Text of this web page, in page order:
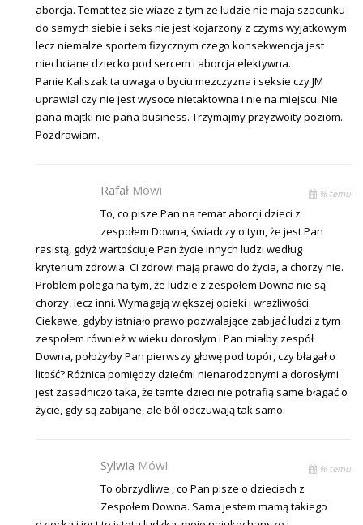
aborcja. Temat tez sie wiaze z tym ze ludzie nie maja szacunku
do samych siebie i seks nie jest kojarzony z czyms wyjatkowym
lecz niemalze sportem fizycznym czego konsekwencja jest
niechciane dziecko pod sercem i aborcja elektywna.
Panie Kaliszak ta uwaga o byciu mezczyzna i seksie czy JM
uprawial czy nie jest wysoce nietaktowna i nie na miejscu. Nie
pana majtki nie pana business. Trzymajmy przyzwoity poziom.
Pozdrawiam.
Rafał Mówi % temu
To, co pisze Pan na temat aborcji dzieci z
zespołem Downa, świadczy o tym, że jest Pan
rasistą, gdyż wartościuje Pan życie innych ludzi według
kryterium zdrowia. Ci zdrowi mają prawo do życia, a chorzy nie.
Problem polega na tym, że ludzie z zespołem Downa nie są
chorzy, lecz inni. Wymagają większej opieki i wrażliwości.
Ciekawe, gdyby istniało prawo pozwalające zabijać ludzi z tym
zespołem również w wieku dorosłym i Pan miałby zespół
Downa, położyłby Pan pierwszy głowę pod topór, czy błagał o
litość? Różnica pomiędzy dziećmi nienarodzonymi a dorosłymi
jest zasadniczo taka, że tamte dzieci nie potrafią same błagać o
życie, gdy są zabijane, ale ból odczuwają tak samo.
Sylwia Mówi % temu
To obrzydliwe , co Pan pisze o dzieciach z
Zespołem Downa. Sama jestem mamą takiego